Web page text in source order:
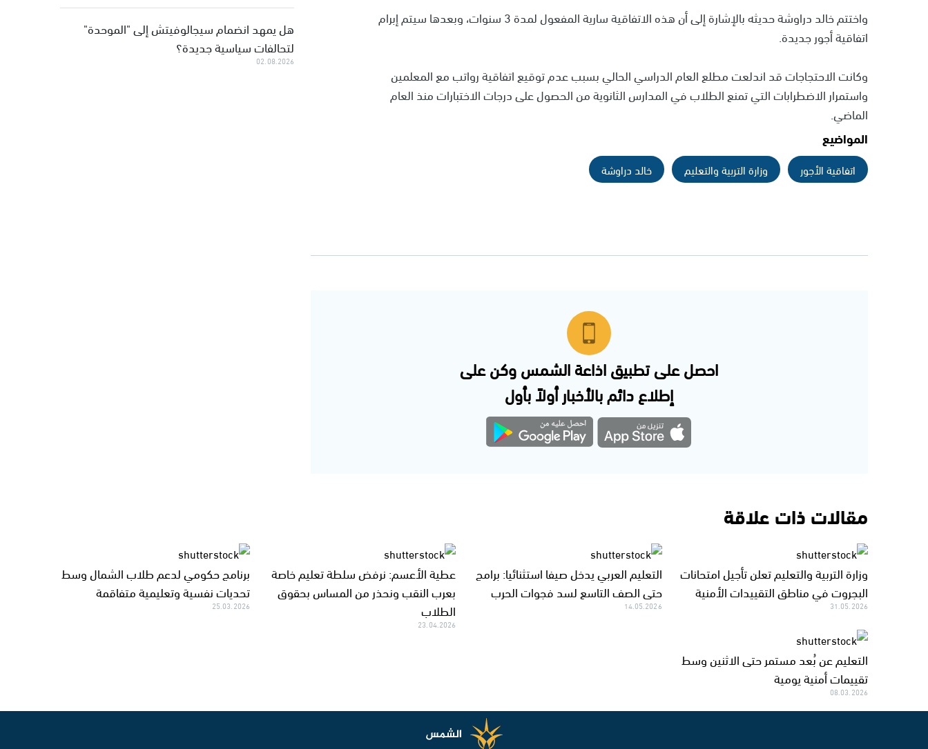
واختتم خالد دراوشة حديثه بالإشارة إلى أن هذه الاتفاقية سارية المفعول لمدة 3 سنوات، وبعدها سيتم إبرام
اتفاقية أجور جديدة.
وكانت الاحتجاجات قد اندلعت مطلع العام الدراسي الحالي بسبب عدم توقيع اتفاقية رواتب مع المعلمين
واستمرار الاضطرابات التي تمنع الطلاب في المدارس الثانوية من الحصول على درجات الاختبارات منذ العام
الماضي.
المواضيع
اتفاقية الأجور وزارة التربية والتعليم خالد دراوشة
احصل على تطبيق اذاعة الشمس وكن على
إطلاع دائم بالأخبار أولاً بأول
هل يمهد انضمام سيجالوفيتش إلى "الموحدة"
لتحالفات سياسية جديدة؟
02.08.2026
مقالات ذات علاقة
وزارة التربية والتعليم تعلن تأجيل امتحانات
البجروت في مناطق التقييدات الأمنية
31.05.2026
التعليم العربي يدخل صيفا استثنائيا: برامج
حتى الصف التاسع لسد فجوات الحرب
14.05.2026
عطية الأعسم: نرفض سلطة تعليم خاصة
بعرب النقب ونحذر من المساس بحقوق
الطلاب
23.04.2026
برنامج حكومي لدعم طلاب الشمال وسط
تحديات نفسية وتعليمية متفاقمة
25.03.2026
التعليم عن بُعد مستمر حتى الاثنين وسط
تقييمات أمنية يومية
08.03.2026